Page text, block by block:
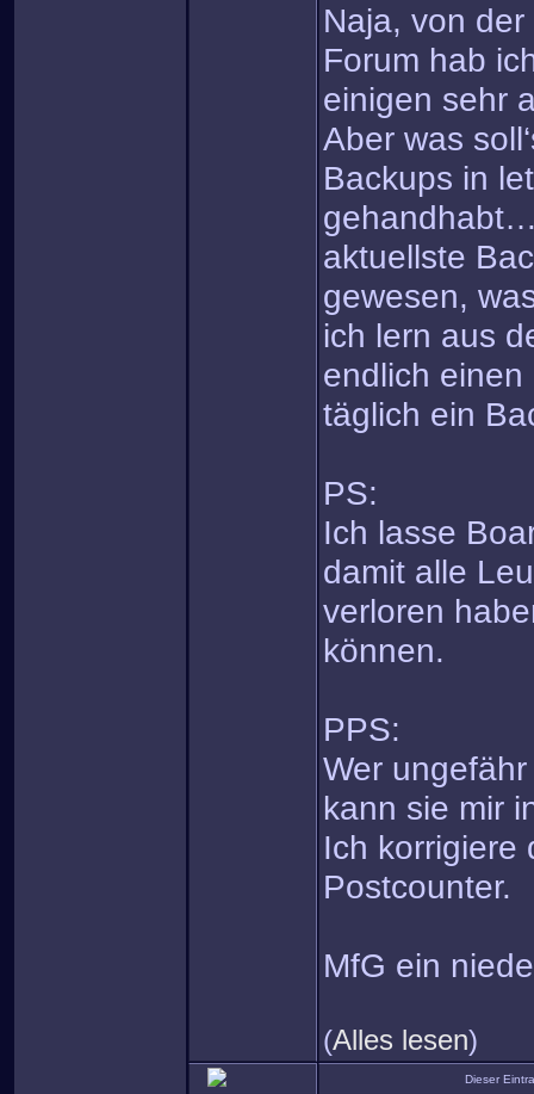
Naja, von
Forum hab
einigen sehr
Aber was
Backups in
aktuellste
gewesen,
ich lern aus
endlich
täglich ein
PS:
Ich lasse
damit alle
verloren
können.
PPS:
Wer
kann sie mir
Ich korrigiere
Postcounter.
MfG ein
(Alles lesen)
Dieser